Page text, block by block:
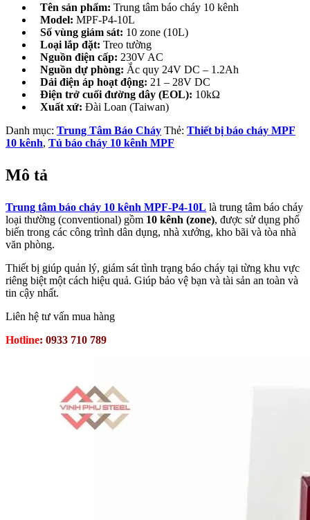
Tên sản phẩm: Trung tâm báo cháy 10 kênh
Model: MPF-P4-10L
Số vùng giám sát: 10 zone (10L)
Loại lắp đặt: Treo tường
Nguồn điện cấp: 230V AC
Nguồn dự phòng: Ắc quy 24V DC – 1.2Ah
Dải điện áp hoạt động: 21 – 28V DC
Điện trở cuối đường dây (EOL): 10kΩ
Xuất xứ: Đài Loan (Taiwan)
Danh mục: Trung Tâm Báo Cháy Thẻ: Thiết bị báo cháy MPF
10 kênh, Tủ báo cháy 10 kênh MPF
Mô tả
Trung tâm báo cháy 10 kênh MPF-P4-10L là trung tâm báo cháy
loại thường (conventional) gồm 10 kênh (zone), được sử dụng phổ
biến trong các công trình dân dụng, nhà xưởng, kho bãi và tòa nhà
văn phòng.
Thiết bị giúp quản lý, giám sát tình trạng báo cháy tại từng khu vực
riêng biệt một cách hiệu quả. Giúp bảo vệ bạn và tài sản an toàn và
tin cậy nhất.
Liên hệ tư vấn mua hàng
Hotline: 0933 710 789